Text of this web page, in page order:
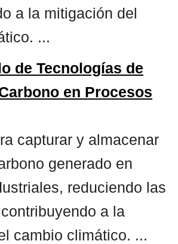
a la mitigación del
...
de Tecnologías de
en Procesos
capturar y almacenar
generado en
reduciendo las
a la
cambio climático. ...